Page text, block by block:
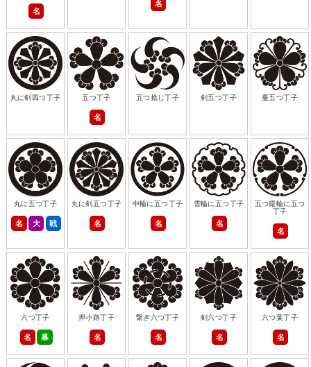
名
名
丸に剣四つ丁子 五つ丁子
名
五つ捻じ丁子 剣五つ丁子 蔓五つ丁子
丸に五つ丁子
名 大 戦
丸に剣五つ丁子
名
中輪に五つ丁子
名
雪輪に五つ丁子
名
五つ鐶輪に五つ
丁子
名
六つ丁子
名 幕
押小路丁子
名
繋ぎ六つ丁子
名
剣六つ丁子
名
六つ葉丁子
名